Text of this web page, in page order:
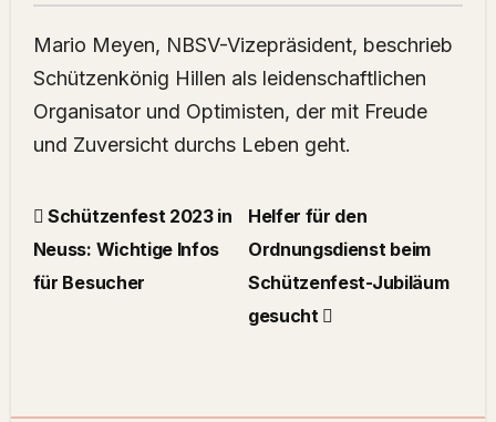
Mario Meyen, NBSV-Vizepräsident, beschrieb
Schützenkönig Hillen als leidenschaftlichen
Organisator und Optimisten, der mit Freude
und Zuversicht durchs Leben geht.
Schützenfest 2023 in
Neuss: Wichtige Infos
für Besucher
Helfer für den
Ordnungsdienst beim
Schützenfest-Jubiläum
gesucht